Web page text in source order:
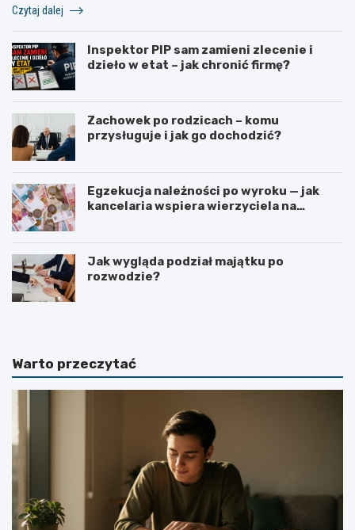
Czytaj dalej
Inspektor PIP sam zamieni zlecenie i
dzieło w etat – jak chronić firmę?
Zachowek po rodzicach – komu
przysługuje i jak go dochodzić?
Egzekucja należności po wyroku — jak
kancelaria wspiera wierzyciela na
Jak wygląda podział majątku po
rozwodzie?
Warto przeczytać